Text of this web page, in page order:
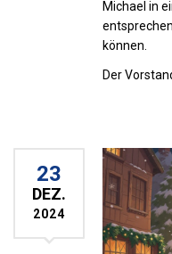
Michael in
können.
Der
23
DEZ.
2024